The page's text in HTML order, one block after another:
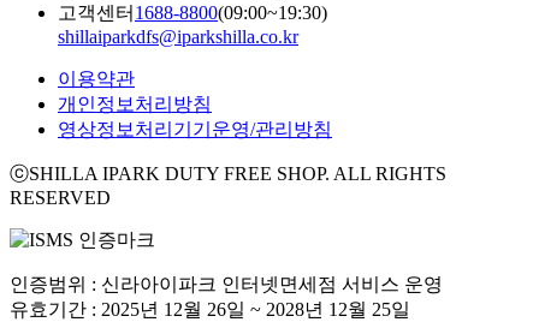
고객센터 1688-8800(09:00~19:30)
shillaiparkdfs@iparkshilla.co.kr
이용약관
개인정보처리방침
영상정보처리기기운영/관리방침
ⓒSHILLA IPARK DUTY FREE SHOP. ALL RIGHTS
RESERVED
인증범위 : 신라아이파크 인터넷면세점 서비스 운영
유효기간 : 2025년 12월 26일 ~ 2028년 12월 25일